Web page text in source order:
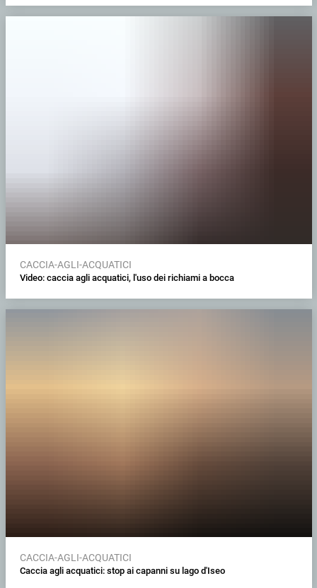
CACCIA-AGLI-ACQUATICI
Video: caccia agli acquatici, l'uso dei richiami a bocca
CACCIA-AGLI-ACQUATICI
Caccia agli acquatici: stop ai capanni su lago d'Iseo